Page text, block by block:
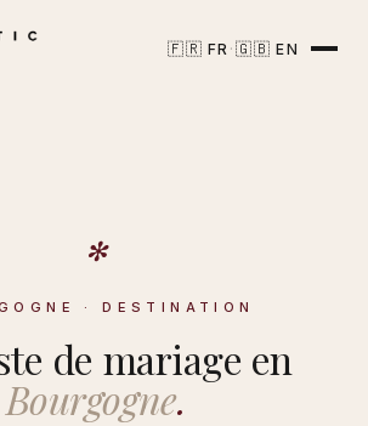
🇫🇷 FR ·🇬🇧 EN
✻
· DESTINATION
de mariage en
Bourgogne.